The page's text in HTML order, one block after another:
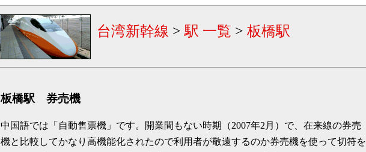
台湾新幹線 >駅 一覧 > 板橋駅
板橋駅 券売機
中国語では「自動售票機」です。開業間もない時期（2007年2月）で、在来線の券売
機と比較してかなり高機能化されたので利用者が敬遠するのか券売機を使って切符を